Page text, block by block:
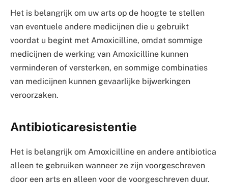
Het is belangrijk om uw arts op de hoogte te stellen
van eventuele andere medicijnen die u gebruikt
voordat u begint met Amoxicilline, omdat sommige
medicijnen de werking van Amoxicilline kunnen
verminderen of versterken, en sommige combinaties
van medicijnen kunnen gevaarlijke bijwerkingen
veroorzaken.
Antibioticaresistentie
Het is belangrijk om Amoxicilline en andere antibiotica
alleen te gebruiken wanneer ze zijn voorgeschreven
door een arts en alleen voor de voorgeschreven duur.